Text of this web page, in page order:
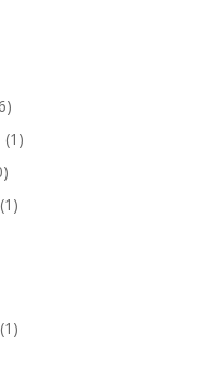
(1)
(1)
(1)